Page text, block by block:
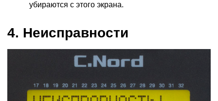
убираются с этого экрана.
4. Неисправности